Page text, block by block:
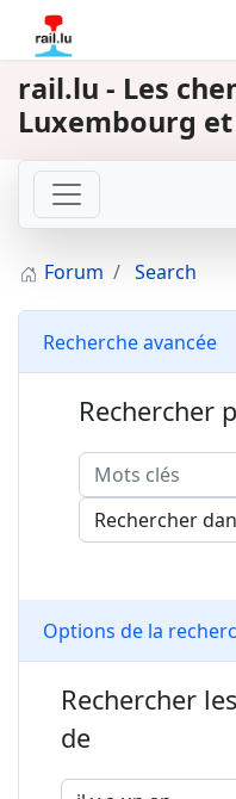
rail.lu - Les
Luxembourg
Forum Search
Recherche avancée
Rechercher
Options de la
Rechercher
de